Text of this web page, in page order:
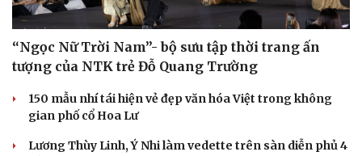
“Ngọc Nữ Trời Nam”- bộ sưu tập thời trang ấn
tượng của NTK trẻ Đỗ Quang Trường
150 mẫu nhí tái hiện vẻ đẹp văn hóa Việt trong không
gian phố cổ Hoa Lư
Lương Thùy Linh, Ý Nhi làm vedette trên sàn diễn phủ 4